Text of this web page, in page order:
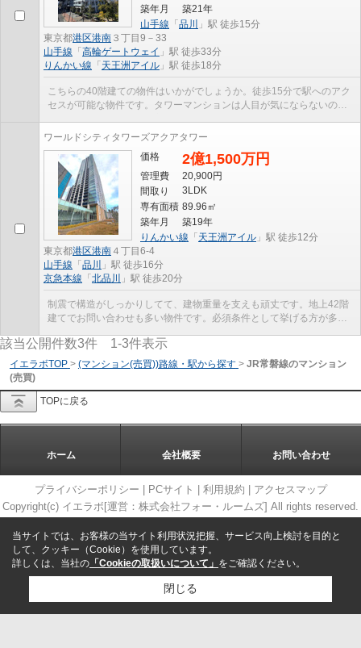
築年月
築21年
東京都港区港南 ３丁目9－33
山手線 「 品川 」駅 徒歩15分
山手線 「 高輪ゲートウェイ 」駅 徒歩33分
りんかい線 「 天王洲アイル 」駅 徒歩18分
こちらの40階建ての物件はいかがでしょうか。徒歩15分で駅へのアク
セスが可能な物件です。タワーマンションは人目が気にならないので
ワールドシティタワーズアクアタワー
価格
2億1,500万円
管理費
20,900円
間取り
3LDK
専有面積 89.96㎡
築年月
築19年
東京都港区港南 ４丁目6-4
りんかい線 「 天王洲アイル 」駅 徒歩12分
山手線 「 品川
」駅 徒歩16分
京急本線 「 北品川 」駅 徒歩20分
制震で構造がしっかりしてて、建物重量を支えも頑丈です。地上42階
建てでお問い合わせも多い物件です。必須条件として挙げる方が多
該当公開件数3件 1-3件表示
イエラボTOP > (マンション(売買))路線・駅から探す > JR常磐線のマンション
(売買)
TOPに戻る
ホーム 会社概要 お問い合わせ
プライバシーポリシー PCサイト 利用規約
アクセスマップ
Copyright(c) イエラボ[運営：株式会社フォー・ルームズ] All rights reserved.
当サイトでは、お客様の当サイト利用状況把握、サービス向上検討を目的と
して、クッキー（Cookie）を使用しています。
詳しくは、当社の 「Cookieの取扱いについて」 をご確認ください。
閉じる